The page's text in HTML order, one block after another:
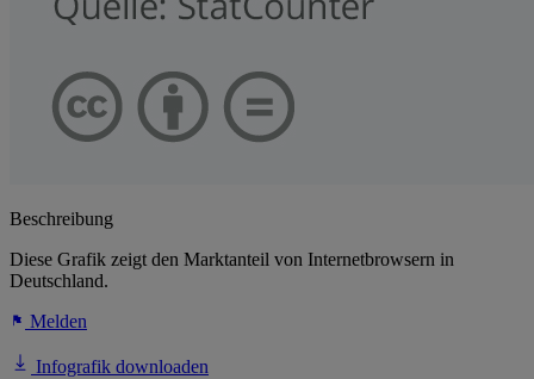
Beschreibung
Diese Grafik zeigt den Marktanteil von Internetbrowsern in
Deutschland.
Melden
Infografik downloaden